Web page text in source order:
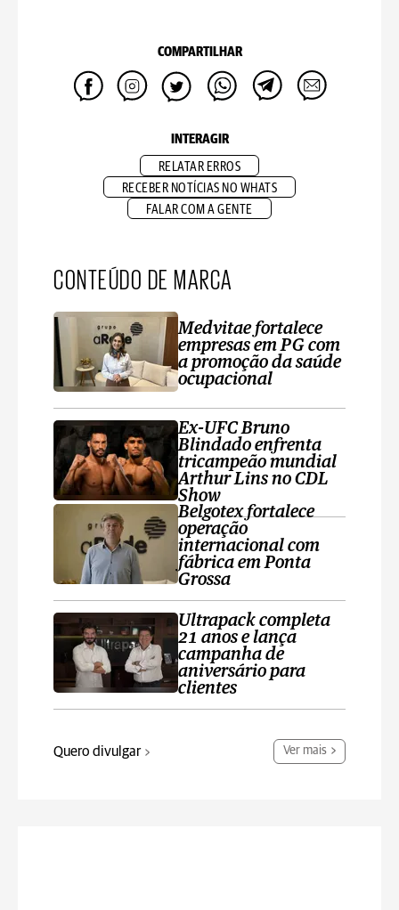
COMPARTILHAR
INTERAGIR
RELATAR ERROS
RECEBER NOTÍCIAS NO WHATS
FALAR COM A GENTE
CONTEÚDO DE MARCA
Medvitae fortalece
empresas em PG com
a promoção da saúde
ocupacional
Ex-UFC Bruno
Blindado enfrenta
tricampeão mundial
Arthur Lins no CDL
Show
Belgotex fortalece
operação
internacional com
fábrica em Ponta
Grossa
Ultrapack completa
21 anos e lança
campanha de
aniversário para
clientes
Quero divulgar Ver mais